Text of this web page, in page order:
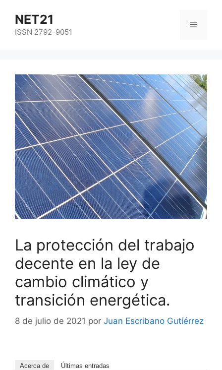
NET21
ISSN 2792-9051
La protección del trabajo
decente en la ley de
cambio climático y
transición energética.
8 de julio de 2021 por Juan Escribano Gutíérrez
Acerca de Últimas entradas